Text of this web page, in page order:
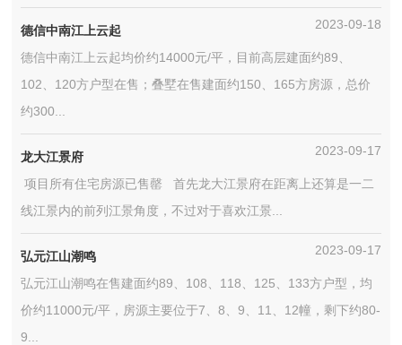
德信中南江上云起 2023-09-18
德信中南江上云起均价约14000元/平，目前高层建面约89、
102、120方户型在售；叠墅在售建面约150、165方房源，总价
约300...
龙大江景府 2023-09-17
项目所有住宅房源已售罄 首先龙大江景府在距离上还算是一二
线江景内的前列江景角度，不过对于喜欢江景...
弘元江山潮鸣 2023-09-17
弘元江山潮鸣在售建面约89、108、118、125、133方户型，均
价约11000元/平，房源主要位于7、8、9、11、12幢，剩下约80-
9...